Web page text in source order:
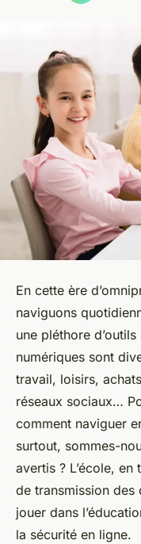
En cette ère
naviguons
une pléthore
numériques sont
travail, loisirs,
réseaux sociaux…
comment naviguer
surtout, sommes-
avertis ? L’école, en
de transmission des
jouer dans
la sécurité en ligne.